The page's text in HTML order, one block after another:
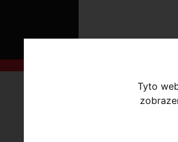
Tyto
KOLA S-WORKS